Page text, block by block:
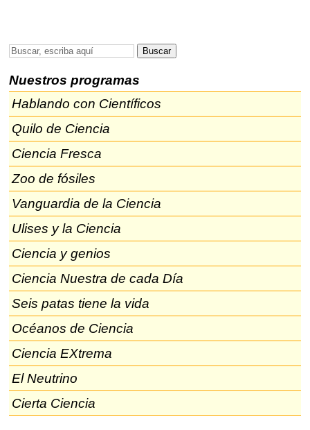
Nuestros programas
Hablando con Científicos
Quilo de Ciencia
Ciencia Fresca
Zoo de fósiles
Vanguardia de la Ciencia
Ulises y la Ciencia
Ciencia y genios
Ciencia Nuestra de cada Día
Seis patas tiene la vida
Océanos de Ciencia
Ciencia EXtrema
El Neutrino
Cierta Ciencia